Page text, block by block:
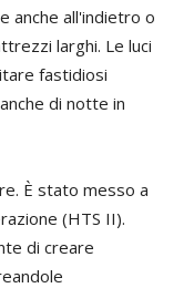
anche all'indietro o
larghi. Le luci
fastidiosi
di notte in
È stato messo a
(HTS II).
di creare